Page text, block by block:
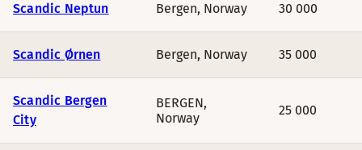
AUGUST
Marski by Scandic
Scandic Neptun Bergen, Norway 30 000
Scandic Ørnen Bergen, Norway 35 000
Scandic Bergen
City
BERGEN,
Norway
25 000